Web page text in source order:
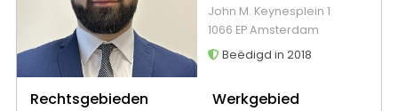
John M. Keynesplein 1
1066 EP Amsterdam
Beëdigd in 2018
Rechtsgebieden Werkgebied